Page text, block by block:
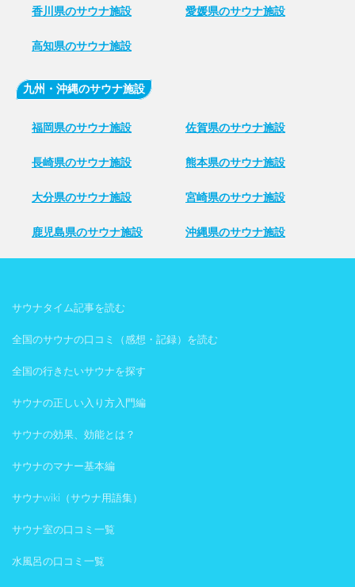
香川県のサウナ施設 愛媛県のサウナ施設
高知県のサウナ施設
九州・沖縄のサウナ施設
福岡県のサウナ施設 佐賀県のサウナ施設
長崎県のサウナ施設 熊本県のサウナ施設
大分県のサウナ施設 宮崎県のサウナ施設
鹿児島県のサウナ施設 沖縄県のサウナ施設
サウナタイム記事を読む
全国のサウナの口コミ（感想・記録）を読む
全国の行きたいサウナを探す
サウナの正しい入り方入門編
サウナの効果、効能とは？
サウナのマナー基本編
サウナwiki（サウナ用語集）
サウナ室の口コミ一覧
水風呂の口コミ一覧